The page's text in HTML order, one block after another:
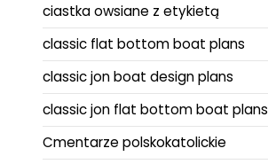
ciastka owsiane z etykietą
classic flat bottom boat plans
classic jon boat design plans
classic jon flat bottom boat plans
Cmentarze polskokatolickie